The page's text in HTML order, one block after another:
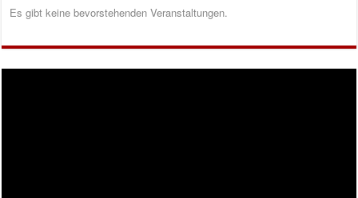
Es gibt keine bevorstehenden Veranstaltungen.